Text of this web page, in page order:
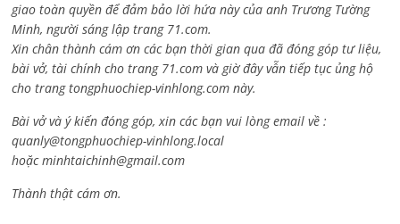
giao toàn quyền để đảm bảo lời hứa này của anh Trương Tường
Minh, người sáng lập trang 71.com.
Xin chân thành cám ơn các bạn thời gian qua đã đóng góp tư liệu,
bài vở, tài chính cho trang 71.com và giờ đây vẫn tiếp tục ủng hộ
cho trang tongphuochiep-vinhlong.com này.
Bài vở và ý kiến đóng góp, xin các bạn vui lòng email về :
quanly@tongphuochiep-vinhlong.local
hoặcminhtaichinh@gmail.com
Thành thật cám ơn.